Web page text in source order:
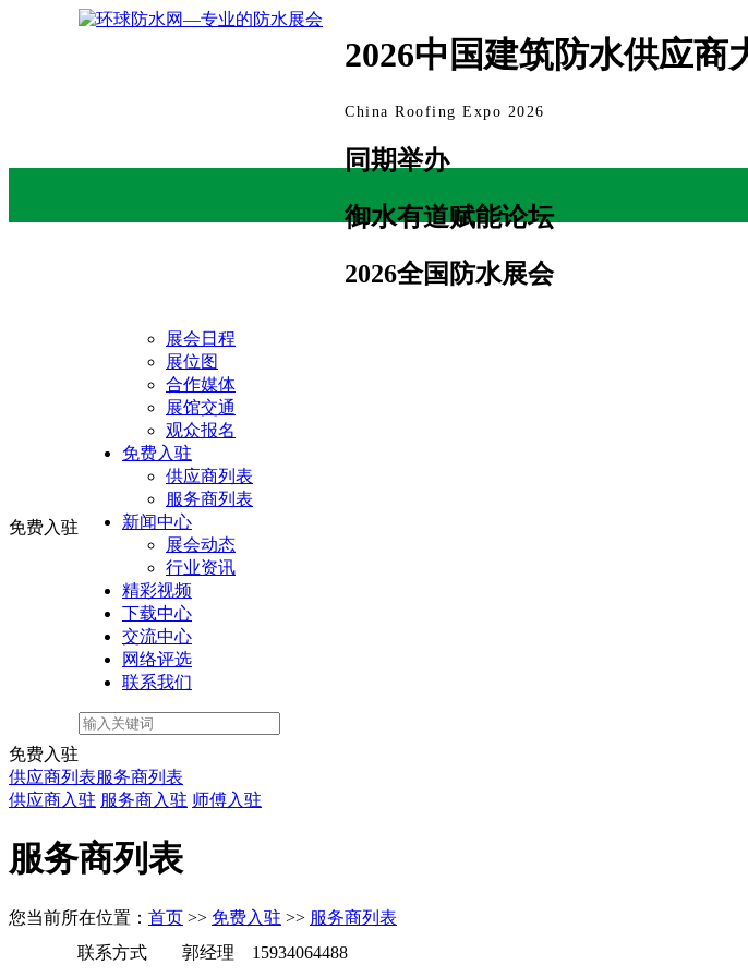
2026中国建筑防水供应
China Roofing Expo 2026
同期举办
御水有道赋能论坛
2026全国防水展会
展会日程
展位图
合作媒体
展馆交通
观众报名
免费入驻
供应商列表
服务商列表
新闻中心
展会动态
行业资讯
精彩视频
下载中心
交流中心
网络评选
联系我们
免费入驻
免费入驻
供应商列表服务商列表
供应商入驻 服务商入驻 师傅入驻
服务商列表
您当前所在位置： 首页 >> 免费入驻 >> 服务商列表
联系方式
郭经理 15934064488